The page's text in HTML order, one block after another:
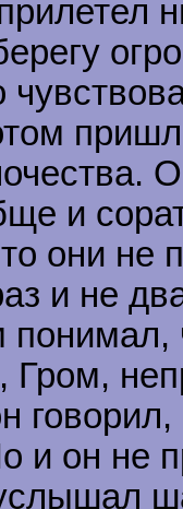
и
они не
и не
Гром,
и он не